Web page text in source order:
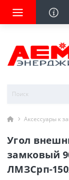
Аксессуары к
Угол
замковый
ЛМЗСрп-